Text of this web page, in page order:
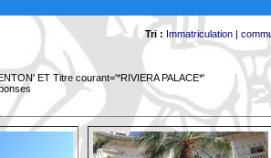
Tri : Immatriculation|
ET Titre courant='*RIVIERA PALACE*'